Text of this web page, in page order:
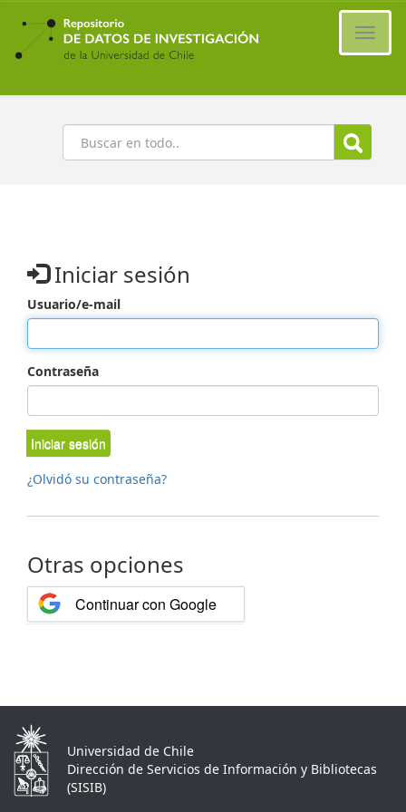
Ir
contenido
principal
Buscar
Iniciar sesión
Usuario/e-mail
Contraseña
Iniciar sesión
¿Olvidó su contraseña?
Otras opciones
Continuar con Google
Universidad de Chile
Dirección de Servicios de Información y Bibliotecas
(SISIB)